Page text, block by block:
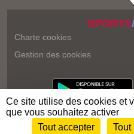
SPORTS
Charte cookies
Gestion des cookies
Envie de participer ?
Ce site utilise des cookies et
que vous souhaitez activer
Tout accepter
Tout